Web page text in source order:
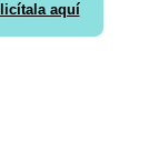
aquí